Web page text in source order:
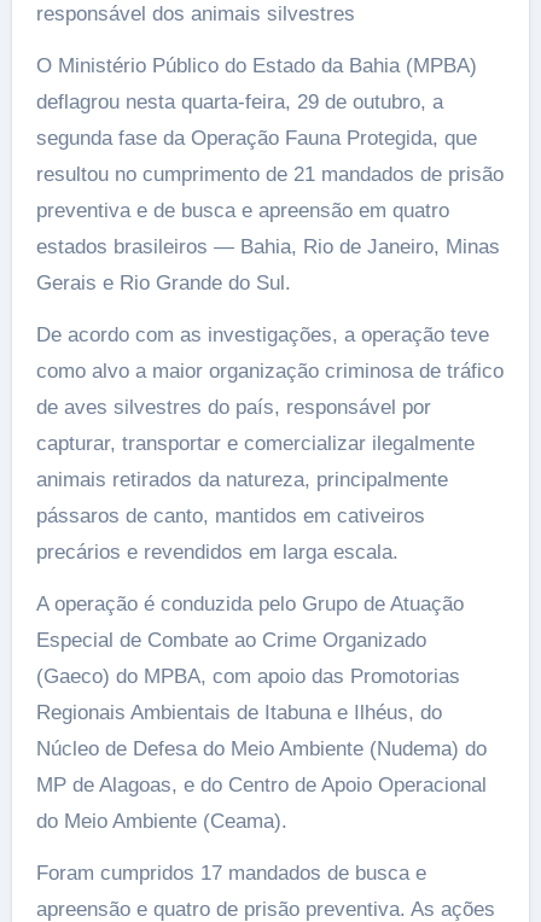
responsável dos animais silvestres
O Ministério Público do Estado da Bahia (MPBA)
deflagrou nesta quarta-feira, 29 de outubro, a
segunda fase da Operação Fauna Protegida, que
resultou no cumprimento de 21 mandados de prisão
preventiva e de busca e apreensão em quatro
estados brasileiros — Bahia, Rio de Janeiro, Minas
Gerais e Rio Grande do Sul.
De acordo com as investigações, a operação teve
como alvo a maior organização criminosa de tráfico
de aves silvestres do país, responsável por
capturar, transportar e comercializar ilegalmente
animais retirados da natureza, principalmente
pássaros de canto, mantidos em cativeiros
precários e revendidos em larga escala.
A operação é conduzida pelo Grupo de Atuação
Especial de Combate ao Crime Organizado
(Gaeco) do MPBA, com apoio das Promotorias
Regionais Ambientais de Itabuna e Ilhéus, do
Núcleo de Defesa do Meio Ambiente (Nudema) do
MP de Alagoas, e do Centro de Apoio Operacional
do Meio Ambiente (Ceama).
Foram cumpridos 17 mandados de busca e
apreensão e quatro de prisão preventiva. As ações